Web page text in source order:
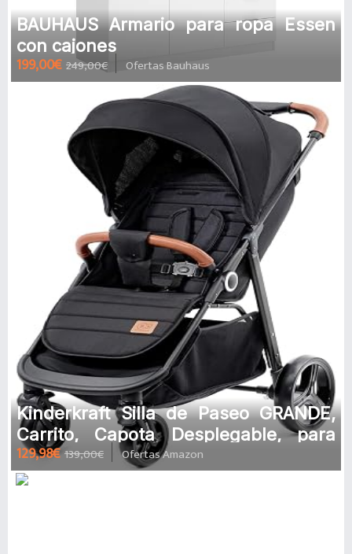
BAUHAUS Armario para ropa Essen
con cajones
199,00€ 249,00€ Ofertas Bauhaus
Kinderkraft Silla de Paseo GRANDE,
Carrito, Capota Desplegable, para
Niños, Negro
129,98€ 139,00€ Ofertas Amazon